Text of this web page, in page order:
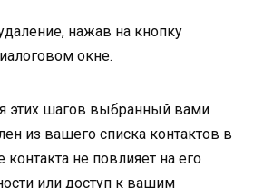
нажав на кнопку
окне.
этих шагов выбранный вами
из вашего списка контактов в
контакта не повлияет на его
или доступ к вашим